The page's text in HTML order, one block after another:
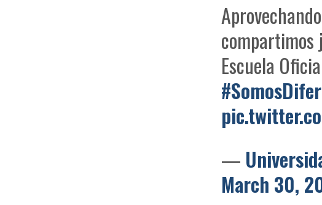
compartimos
Escuela
—
March 30,